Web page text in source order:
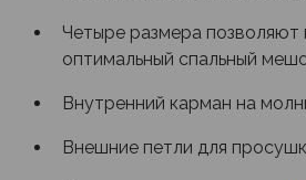
Четыре размера позволяют
оптимальный спальный
Внутренний карман на
Внешние петли для